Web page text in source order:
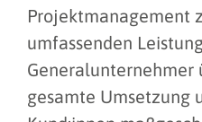
Projektmanagement
umfassenden
Generalunternehmer
gesamte Umsetzung